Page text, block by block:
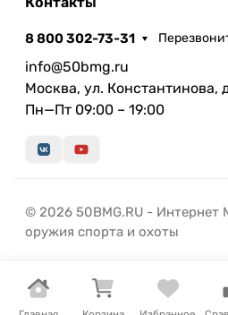
8 800 302-73-31
info@50bmg.ru
Москва, ул. Константинова,
Пн—Пт 09:00 – 19:00
© 2026 50BMG.RU - Интернет
оружия спорта и охоты